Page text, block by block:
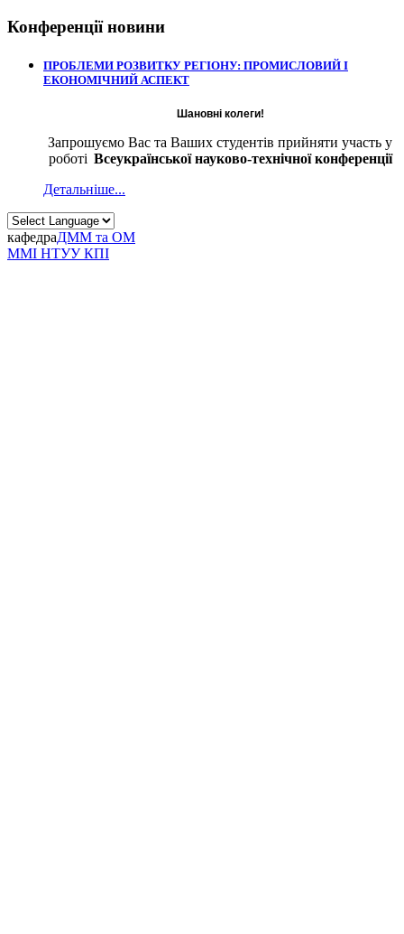
Конференціїновини
ПРОБЛЕМИ РОЗВИТКУ РЕГІОНУ: ПРОМИСЛОВИЙ І
ЕКОНОМІЧНИЙ АСПЕКТ
Шановні колеги!
Запрошуємо Вас та Ваших студентів прийняти участь у
роботі Всеукраїнської науково-технічної конференції
Детальніше...
кафедраДММ та ОМ
ММІ НТУУ КПІ